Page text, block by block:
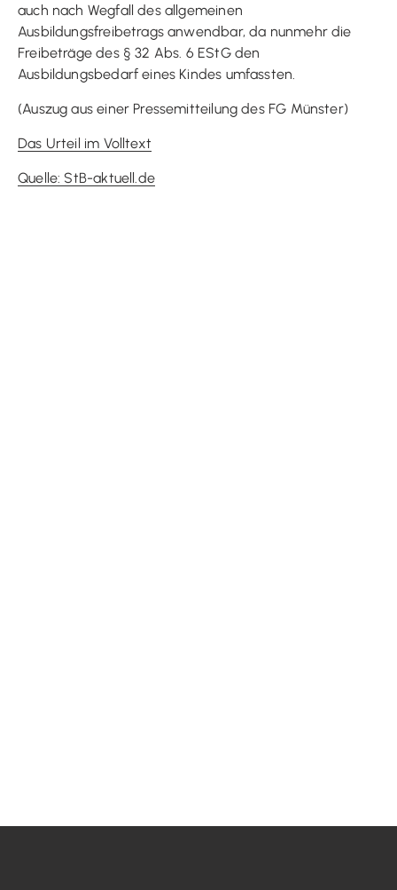
auch nach Wegfall des allgemeinen
Ausbildungsfreibetrags anwendbar, da nunmehr die
Freibeträge des § 32 Abs. 6 EStG den
Ausbildungsbedarf eines Kindes umfassten.
(Auszug aus einer Pressemitteilung des FG Münster)
Das Urteil im Volltext
Quelle: StB-aktuell.de